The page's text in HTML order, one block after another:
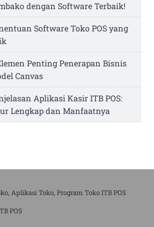
dengan Software Terbaik!
Software Toko POS yang
Penting Penerapan Bisnis
Canvas
Aplikasi Kasir ITB POS:
Lengkap dan Manfaatnya
Aplikasi Toko, Program Toko ITB POS
POS